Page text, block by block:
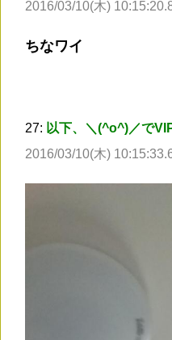
2016/03/10(木)
ちなワイ
27: 以下、＼(^o^)／で
2016/03/10(木)